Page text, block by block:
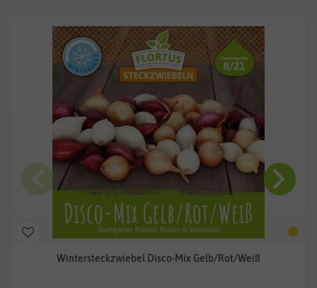
Wintersteckzwiebel Disco-Mix Gelb/Rot/Weiß